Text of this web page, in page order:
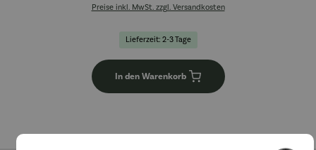
Preise inkl. MwSt. zzgl. Versandkosten
Lieferzeit: 2-3 Tage
In den Warenkorb